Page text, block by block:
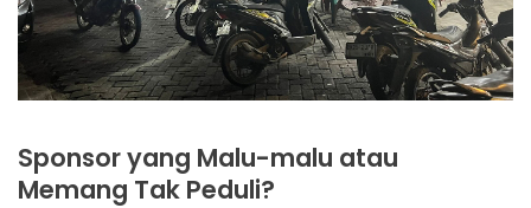
Sponsor yang Malu-malu atau
Memang Tak Peduli?